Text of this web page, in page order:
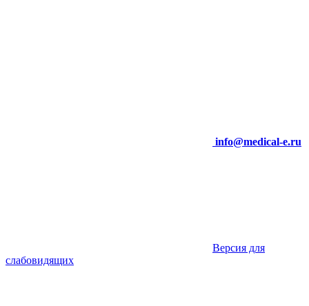
info@medical-e.ru
Версия для
слабовидящих